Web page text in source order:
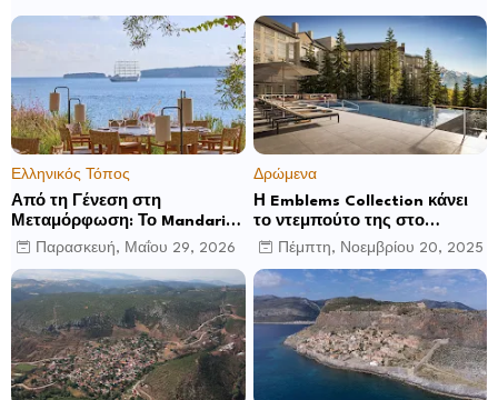
Ελληνικός Τόπος
Από τη Γένεση στη
Μεταμόρφωση: Το Mandarin
Oriental, Costa Navarino
αποκαλύπτει μια νέα σεζόν
βιωματικών εμπειριών
Παρασκευή, Μαΐου 29, 2026
Δρώμενα
Η Emblems Collection κάνει
το ντεμπούτο της στο
Ηνωμένο Βασίλειο με το
Luckham Park Hotel & Spa
και ανακοινώνει άλλα έξι
ανοίγματα για το 2026 και
μετά
Πέμπτη, Νοεμβρίου 20, 2025